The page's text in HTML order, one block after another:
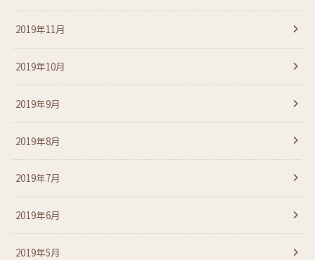
2019年11月
2019年10月
2019年9月
2019年8月
2019年7月
2019年6月
2019年5月